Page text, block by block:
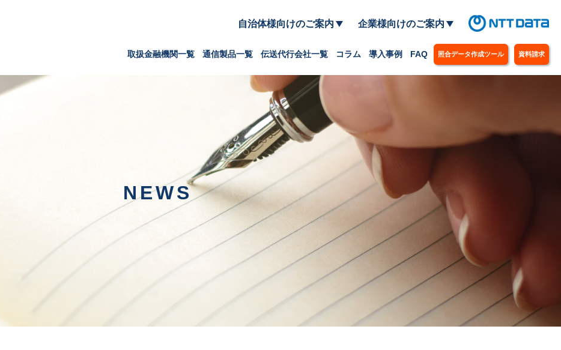
自治体様向けのご案内 企業様向けのご案内
取扱金融機関一覧 通信製品一覧 伝送代行会社一覧 コラム 導入事例 FAQ 照合データ作成ツール 資料請求
NEWS